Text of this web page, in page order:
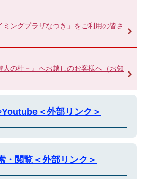
ミングプラザなつき」をご利用の皆さ
人の杜－』へお越しのお客様へ（お知
＜外部リンク＞
・閲覧＜外部リンク＞